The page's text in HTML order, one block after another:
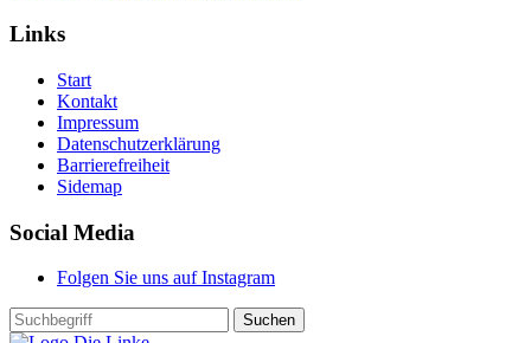
Links
Start
Kontakt
Impressum
Datenschutzerklärung
Barrierefreiheit
Sidemap
Social Media
Folgen Sie uns auf Instagram
Suchen